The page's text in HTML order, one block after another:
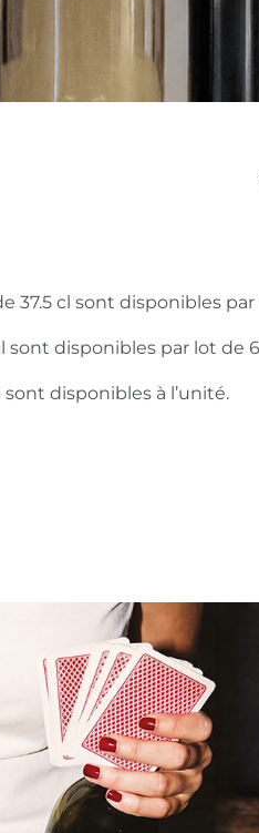
37.5 cl sont disponibles
sont disponibles par lot de
disponibles à l’unité.